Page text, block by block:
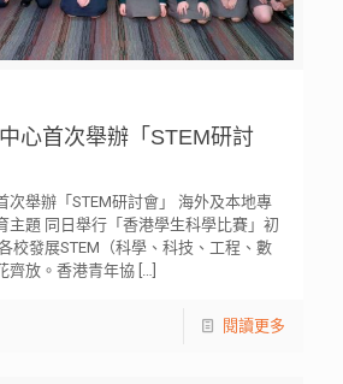
心首次舉辦「STEM研討
次舉辦「STEM研討會」 海外及本地專
主題 同日舉行「香港學生科學比賽」初
校發展STEM（科學、科技、工程、數
齊放。香港青年協[…]
閱讀更多